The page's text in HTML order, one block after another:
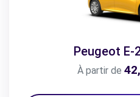
Peugeot E-
À partir de